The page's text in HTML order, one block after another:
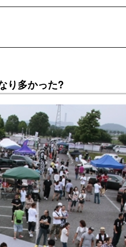
り多かった?